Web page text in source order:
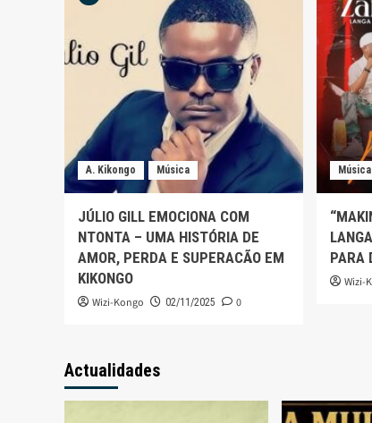
A. Kikongo Música
JÚLIO GILL EMOCIONA COM
NTONTA – UMA HISTÓRIA DE
AMOR, PERDA E SUPERACÃO EM
KIKONGO
Wizi-Kongo 02/11/2025 0
Música
PARA
Wizi-
Actualidades